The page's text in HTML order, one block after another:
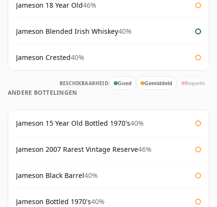
Jameson 18 Year Old46%
Jameson Blended Irish Whiskey40%
Jameson Crested40%
BESCHIKBAARHEID: Goed Gemiddeld Beperkt
ANDERE BOTTELINGEN
Jameson 15 Year Old Bottled 1970's40%
Jameson 2007 Rarest Vintage Reserve46%
Jameson Black Barrel40%
Jameson Bottled 1970's40%